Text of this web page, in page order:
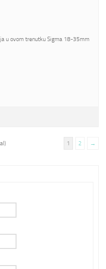
u ovom trenutku Sigma 18-35mm
1 2 →